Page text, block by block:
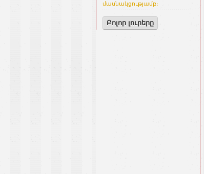
մասնակցությամբ։
Բոլոր լուրերը